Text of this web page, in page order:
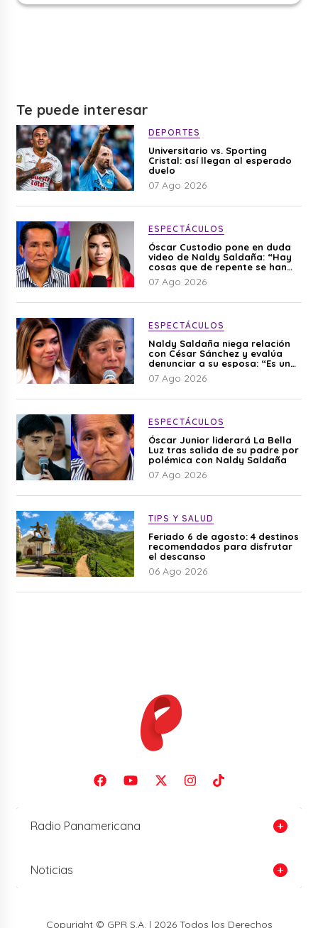
Te puede interesar
DEPORTES
Universitario vs. Sporting
Cristal: así llegan al esperado
duelo
07 Ago 2026
ESPECTÁCULOS
Óscar Custodio pone en duda
video de Naldy Saldaña: “Hay
cosas que de repente se han
editado”
07 Ago 2026
ESPECTÁCULOS
Naldy Saldaña niega relación
con César Sánchez y evalúa
denunciar a su esposa: “Es una
difamación”
07 Ago 2026
ESPECTÁCULOS
Óscar Junior liderará La Bella
Luz tras salida de su padre por
polémica con Naldy Saldaña
07 Ago 2026
TIPS Y SALUD
Feriado 6 de agosto: 4 destinos
recomendados para disfrutar
el descanso
06 Ago 2026
Radio Panamericana
Noticias
Copyright © GPR S.A. | 2026 Todos los Derechos